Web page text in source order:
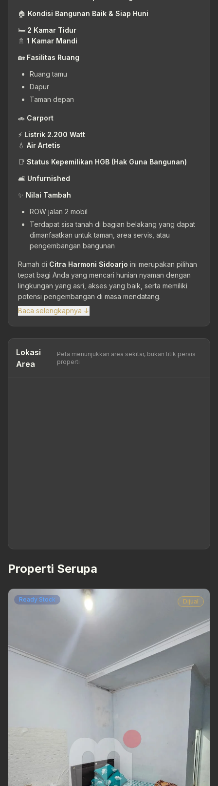
🏠 Kondisi Bangunan Baik & Siap Huni
🛏 2 Kamar Tidur
🚿 1 Kamar Mandi
🏡 Fasilitas Ruang
Ruang tamu
Dapur
Taman depan
🚗 Carport
⚡ Listrik 2.200 Watt
💧 Air Artetis
📑 Status Kepemilikan HGB (Hak Guna Bangunan)
🛋 Unfurnished
✨ Nilai Tambah
ROW jalan 2 mobil
Terdapat sisa tanah di bagian belakang yang dapat
dimanfaatkan untuk taman, area servis, atau
pengembangan bangunan
Rumah di Citra Harmoni Sidoarjo ini merupakan pilihan
tepat bagi Anda yang mencari hunian nyaman dengan
lingkungan yang asri, akses yang baik, serta memiliki
potensi pengembangan di masa mendatang.
Baca selengkapnya ↓
Lokasi
Area
Peta menunjukkan area sekitar, bukan titik persis
properti
Properti Serupa
Ready Stock Dijual